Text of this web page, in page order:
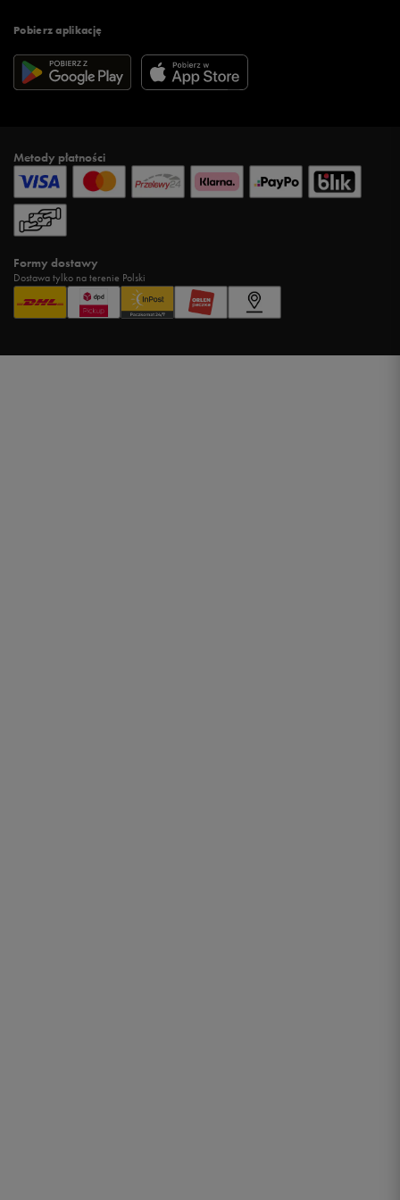
Pobierz aplikację
Metody płatności
Formy dostawy
Dostawa tylko na terenie Polski